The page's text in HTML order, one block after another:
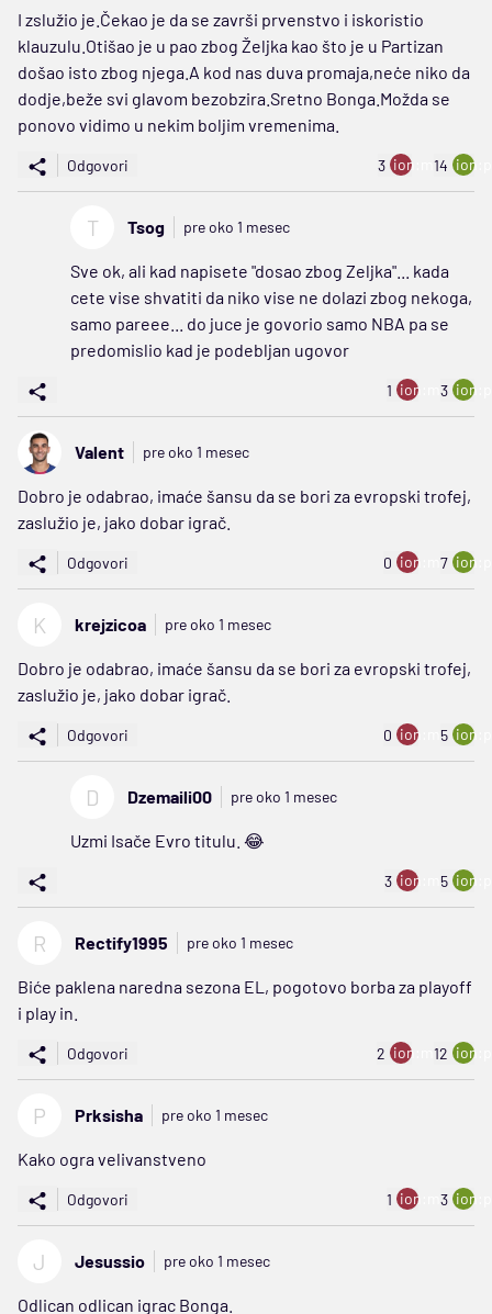
I zslužio je.Čekao je da se završi prvenstvo i iskoristio
klauzulu.Otišao je u pao zbog Željka kao što je u Partizan
došao isto zbog njega.A kod nas duva promaja,neċe niko da
dodje,beže svi glavom bezobzira.Sretno Bonga.Možda se
ponovo vidimo u nekim boljim vremenima.
Odgovori 3 ion:minus
14
T Tsog pre oko 1 mesec
Sve ok, ali kad napisete "dosao zbog Zeljka"... kada
cete vise shvatiti da niko vise ne dolazi zbog nekoga,
samo pareee... do juce je govorio samo NBA pa se
predomislio kad je podebljan ugovor
1 ion:minus
3
Valent pre oko 1 mesec
Dobro je odabrao, imaće šansu da se bori za evropski trofej,
zaslužio je, jako dobar igrač.
Odgovori 0 ion:minus
7
K krejzicoa pre oko 1 mesec
Dobro je odabrao, imaće šansu da se bori za evropski trofej,
zaslužio je, jako dobar igrač.
Odgovori 0 ion:minus
5
D Dzemaili00 pre oko 1 mesec
Uzmi Isače Evro titulu. 😂
3 ion:minus
5
R Rectify1995 pre oko 1 mesec
Biće paklena naredna sezona EL, pogotovo borba za playoff
i play in.
Odgovori 2 ion:minus
12
P Prksisha pre oko 1 mesec
Kako ogra velivanstveno
Odgovori 1 ion:minus
3
J Jesussio pre oko 1 mesec
Odlican odlican igrac Bonga.